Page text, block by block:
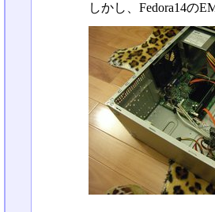
しかし、Fedora14の